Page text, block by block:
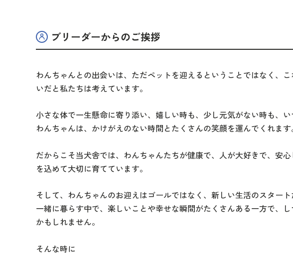
ブリーダーからのご挨拶
わんちゃんとの出会いは、ただペットを迎えるということではなく、
いだと私たちは考えています。
小さな体で一生懸命に寄り添い、嬉しい時も、少し元気がない時も、い
わんちゃんは、かけがえのない時間とたくさんの笑顔を運んでくれます
だからこそ当犬舎では、わんちゃんたちが健康で、人が大好きで、安
を込めて大切に育てています。
そして、わんちゃんのお迎えはゴールではなく、新しい生活のスタート
一緒に暮らす中で、楽しいことや幸せな瞬間がたくさんある一方で、
かもしれません。
そんな時に